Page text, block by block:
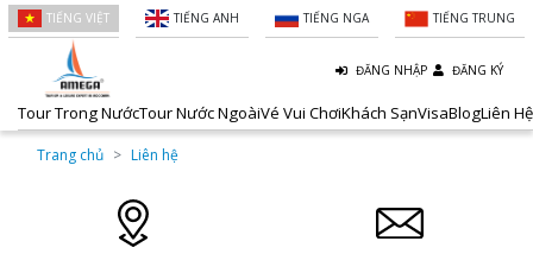
TIẾNG VIỆT TIẾNG ANH TIẾNG NGA TIẾNG TRUNG
ĐĂNG NHẬP ĐĂNG KÝ
Tour Trong NướcTour Nước NgoàiVé Vui ChơiKhách SạnVisaBlogLiên Hệ
Trang chủ Liên hệ